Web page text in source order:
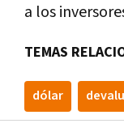
a los
TEMAS
dólar